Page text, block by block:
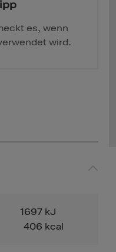
es, wenn
wird.
1697 kJ
406 kcal